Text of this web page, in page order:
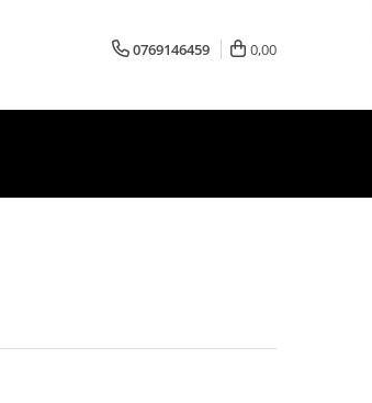
0769146459 0,00